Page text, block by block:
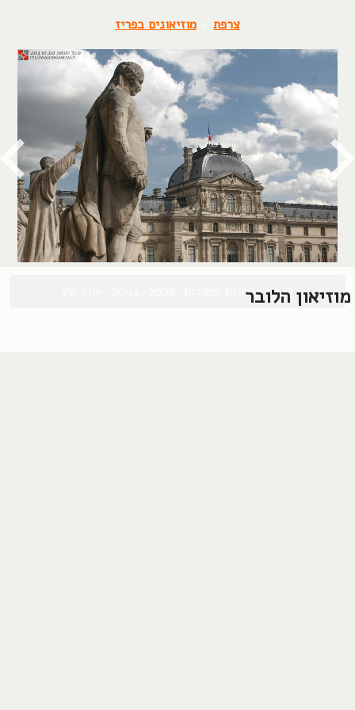
צרפת מוזיאונים בפריז
מוזיאון הלובר© כל הזכויות שמורות, 2004-2026, אורן שץ